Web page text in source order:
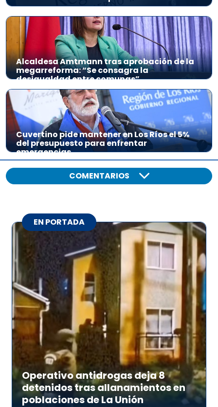
Alcaldesa Amtmann tras aprobación de la
megarreforma: “Se consagra la
desigualdad entre comunas”
Cuvertino pide mantener en Los Ríos el 5%
del presupuesto para enfrentar
emergencias
COMENTARIOS
EN PORTADA
Operativo antidrogas deja 8
detenidos tras allanamientos en
poblaciones de La Unión